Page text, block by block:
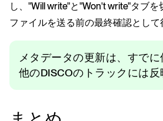
し、"Will write"と"Won't write"タブを
ファイルを送る前の最終確認として
メタデータの更新は、すで
他のDISCOのトラックには反